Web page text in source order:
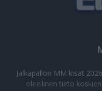
Jalkapallon MM kisat 2026
oleellinen tieto